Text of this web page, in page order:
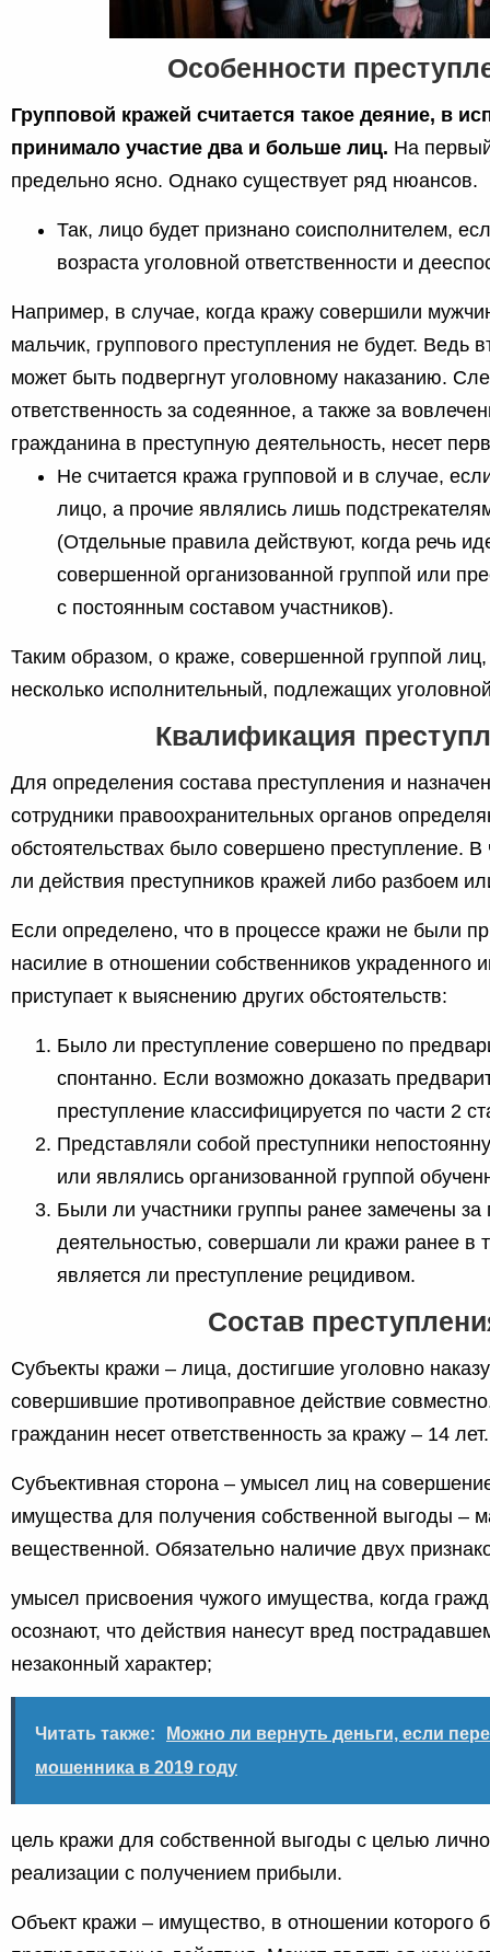
Особенности
Групповой кражей считается такое деяние, в
принимало участие два и больше лиц. На
предельно ясно. Однако существует ряд нюансов.
Так, лицо будет признано соисполнителем,
возраста уголовной ответственности и
Например, в случае, когда кражу совершили
мальчик, группового преступления не будет. Ведь
может быть подвергнут уголовному наказанию.
ответственность за содеянное, а также за
гражданина в преступную деятельность, несет
Не считается кража групповой и в случае,
лицо, а прочие являлись лишь
(Отдельные правила действуют, когда речь
совершенной организованной группой или
с постоянным составом участников).
Таким образом, о краже, совершенной группой лиц,
несколько исполнительный, подлежащих
Квалификация
Для определения состава преступления и
сотрудники правоохранительных органов
обстоятельствах было совершено преступление. В
ли действия преступников кражей либо разбоем
Если определено, что в процессе кражи не были
насилие в отношении собственников украденного
приступает к выяснению других обстоятельств:
Было ли преступление совершено по
спонтанно. Если возможно доказать
преступление классифицируется по части 2
Представляли собой преступники
или являлись организованной группой
Были ли участники группы ранее замечены за
деятельностью, совершали ли кражи ранее в
является ли преступление рецидивом.
Состав
Субъекты кражи – лица, достигшие уголовно
совершившие противоправное действие
гражданин несет ответственность за кражу – 14 лет.
Субъективная сторона – умысел лиц на
имущества для получения собственной выгоды –
вещественной. Обязательно наличие двух
умысел присвоения чужого имущества, когда
осознают, что действия нанесут вред
незаконный характер;
Читать также:
Можно ли вернуть деньги, если
мошенника в 2019 году
цель кражи для собственной выгоды с целью
реализации с получением прибыли.
Объект кражи – имущество, в отношении которого